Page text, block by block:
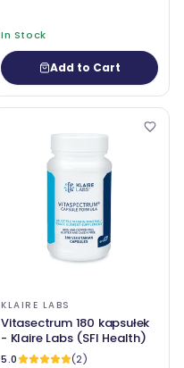
In Stock
Add to Cart
KLAIRE LABS
Vitasectrum 180 kapsułek
- Klaire Labs (SFI Health)
5.0
(2)